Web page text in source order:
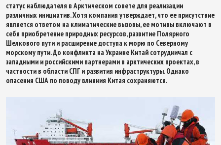
статус наблюдателя в Арктическом совете для реализации
различных инициатив. Хотя компания утверждает, что ее присутствие
является ответом на климатические вызовы, ее мотивы включают в
себя приобретение природных ресурсов, развитие Полярного
Шелкового пути и расширение доступа к морю по Северному
морскому пути. До конфликта на Украине Китай сотрудничал с
западными и российскими партнерами в арктических проектах, в
частности в области СПГ и развития инфраструктуры. Однако
опасения США по поводу влияния Китая сохраняются.